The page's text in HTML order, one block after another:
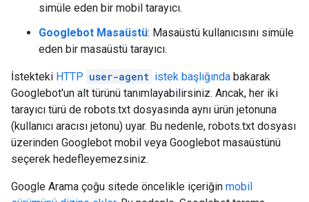
simüle eden bir mobil tarayıcı.
Googlebot Masaüstü: Masaüstü kullanıcısını simüle
eden bir masaüstü tarayıcı.
İstekteki HTTP user-agent istek başlığında bakarak
Googlebot'un alt türünü tanımlayabilirsiniz. Ancak, her iki
tarayıcı türü de robots.txt dosyasında aynı ürün jetonuna
(kullanıcı aracısı jetonu) uyar. Bu nedenle, robots.txt dosyası
üzerinden Googlebot mobil veya Googlebot masaüstünü
seçerek hedefleyemezsiniz.
Google Arama çoğu sitede öncelikle içeriğin mobil